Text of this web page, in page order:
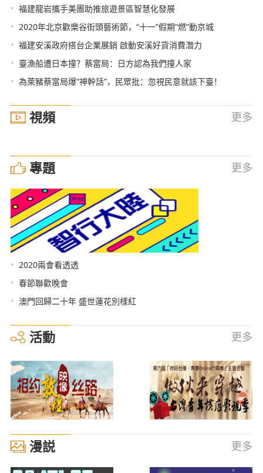
• 福建龍岩攜手美團助推旅遊景區智慧化發展
• 2020年北京歡樂谷街頭藝術節，“十一”假期“燃”動京城
• 福建安溪政府搭台企業展銷 啟動安溪好貨消費潛力
• 臺漁船遭日本撞？蔡當局：日方認為我們撞人家
• 為萊豬蔡當局爆“神幹話”，民眾批：忽視民意就該下臺！
視頻 更多
專題 更多
• 2020兩會看透透
• 春節聯歡晚會
• 澳門回歸二十年 盛世蓮花別樣紅
活動 更多
漫説 更多